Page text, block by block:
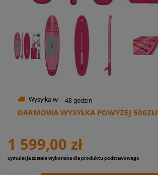
Wysyłka w: 48 godzin
DARMOWA WYSYŁKA POWYŻEJ 500ZŁ!
1 599,00 zł
Symulacja została wykonana dla produktu podstawowego